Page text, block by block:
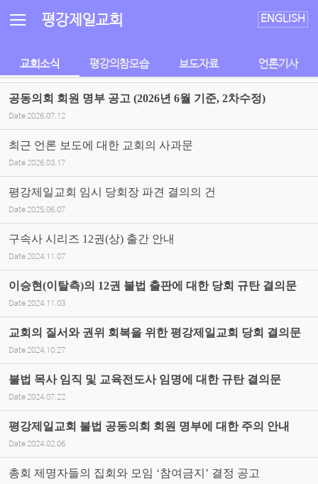
평강제일교회 ENGLISH
교회소식 평강의참모습 보도자료 언론기사
공동의회 회원 명부 공고 (2026년 6월 기준, 2차수정)
Date 2026.07.12
최근 언론 보도에 대한 교회의 사과문
Date 2026.03.17
평강제일교회 임시 당회장 파견 결의의 건
Date 2025.06.07
구속사 시리즈 12권(상) 출간 안내
Date 2024.11.07
이승현(이탈측)의 12권 불법 출판에 대한 당회 규탄 결의문
Date 2024.11.03
교회의 질서와 권위 회복을 위한 평강제일교회 당회 결의문
Date 2024.10.27
불법 목사 임직 및 교육전도사 임명에 대한 규탄 결의문
Date 2024.07.22
평강제일교회 불법 공동의회 회원 명부에 대한 주의 안내
Date 2024.02.06
총회 제명자들의 집회와 모임 ‘참여금지’ 결정 공고